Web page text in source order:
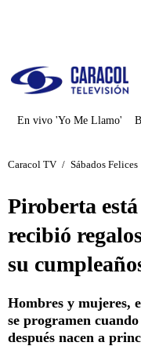
En vivo 'Yo Me Llamo'
Caracol TV / Sábados Felices
Piroberta
recibió
su
Hombres y mujeres,
se programen
después nacen a